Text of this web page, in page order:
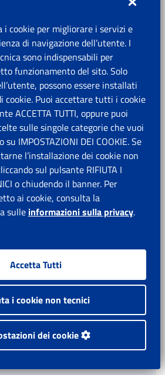
e verranno trasferite
su “Sistema Unico”, che
per il tramite del Fascicolo
dell’autorizzazione.
della contribuzione correlata,
34, comma 1, del D.lgs. n.
direttamente dal Fondo di
dell’Artigianato, tramite il modello
“DM10” e valorizzato in
causale “M406”, verrà effettuata
dei DM ai conti già in
obbligatoria al fondo di
vicario
numero-53-del-12-04-2019
i cookie per migliorare i servizi e
di navigazione dell’utente. I
sono indispensabili per
funzionamento del sito. Solo
possono essere installati
cookie. Puoi accettare tutti i cookie
ACCETTA TUTTI, oppure puoi
sulle singole categorie che vuoi
IMPOSTAZIONI DEI COOKIE. Se
l’installazione dei cookie non
sul pulsante RIFIUTA I
o chiudendo il banner. Per
ai cookie, consulta la
sulle informazioni sulla privacy.
Accetta Tutti
i cookie non tecnici
dei cookie